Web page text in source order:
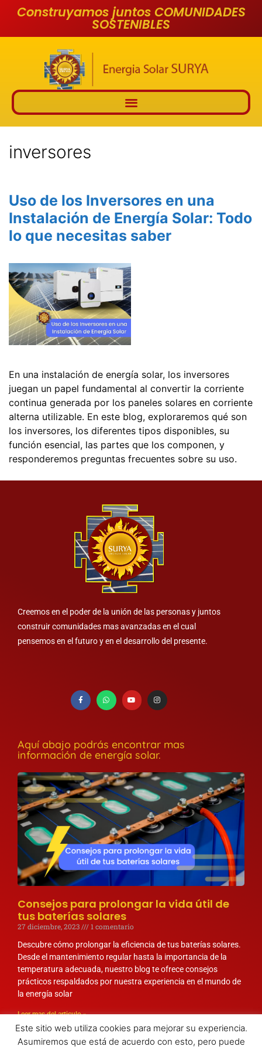
Construyamos juntos COMUNIDADES
SOSTENIBLES
inversores
Uso de los Inversores en una
Instalación de Energía Solar: Todo
lo que necesitas saber
En una instalación de energía solar, los inversores
juegan un papel fundamental al convertir la corriente
continua generada por los paneles solares en corriente
alterna utilizable. En este blog, exploraremos qué son
los inversores, los diferentes tipos disponibles, su
función esencial, las partes que los componen, y
responderemos preguntas frecuentes sobre su uso.
Creemos en el poder de la unión de las personas y juntos
construir comunidades mas avanzadas en el cual
pensemos en el futuro y en el desarrollo del presente.
Aquí abajo podrás encontrar mas
información de energía solar.
Consejos para prolongar la vida útil de
tus baterías solares
27 diciembre, 2023
1 comentario
Descubre cómo prolongar la eficiencia de tus baterías solares.
Desde el mantenimiento regular hasta la importancia de la
temperatura adecuada, nuestro blog te ofrece consejos
prácticos respaldados por nuestra experiencia en el mundo de
la energía solar
Leer mas del articulo »
Este sitio web utiliza cookies para mejorar su experiencia.
Asumiremos que está de acuerdo con esto, pero puede